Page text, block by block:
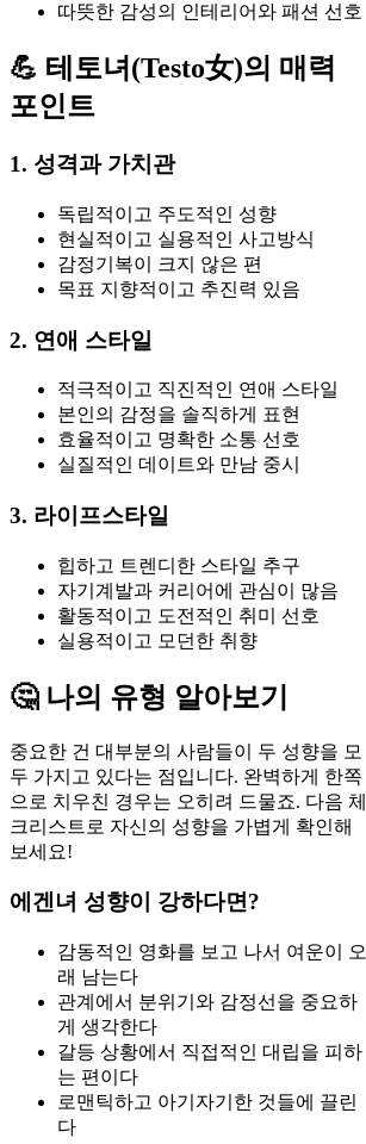
따뜻한 감성의 인테리어와 패션 선호
💪 테토녀(Testo女)의 매력
포인트
1. 성격과 가치관
독립적이고 주도적인 성향
현실적이고 실용적인 사고방식
감정기복이 크지 않은 편
목표 지향적이고 추진력 있음
2. 연애 스타일
적극적이고 직진적인 연애 스타일
본인의 감정을 솔직하게 표현
효율적이고 명확한 소통 선호
실질적인 데이트와 만남 중시
3. 라이프스타일
힙하고 트렌디한 스타일 추구
자기계발과 커리어에 관심이 많음
활동적이고 도전적인 취미 선호
실용적이고 모던한 취향
🤔 나의 유형 알아보기
중요한 건 대부분의 사람들이 두 성향을 모
두 가지고 있다는 점입니다. 완벽하게 한쪽
으로 치우친 경우는 오히려 드물죠. 다음 체
크리스트로 자신의 성향을 가볍게 확인해
보세요!
에겐녀 성향이 강하다면?
감동적인 영화를 보고 나서 여운이 오
래 남는다
관계에서 분위기와 감정선을 중요하
게 생각한다
갈등 상황에서 직접적인 대립을 피하
는 편이다
로맨틱하고 아기자기한 것들에 끌린
다